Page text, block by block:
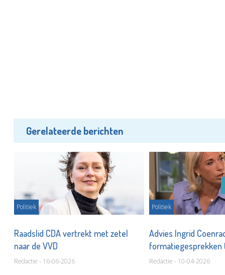
Gerelateerde berichten
Politiek
Raadslid CDA vertrekt met zetel
naar de VVD
Redactie - 16-06-2026
Politiek
Advies Ingrid
formatiegesprekken
ONS.Vlaardingen,
Redactie - 10-04-2026